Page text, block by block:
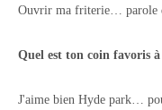
Ouvrir ma friterie… parole
Quel est ton coin favoris
J'aime bien Hyde park…